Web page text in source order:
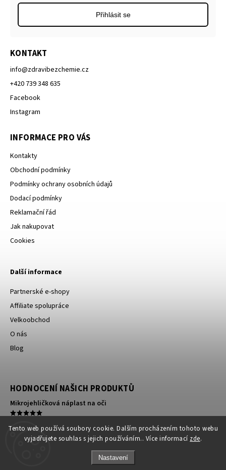
Tento web používá soubory cookie. Dalším procházením tohoto webu
vyjadřujete souhlas s jejich používáním.. Více informací zde.
Nastavení
KONTAKT
info@zdravibezchemie.cz
+420 739 348 635
Facebook
Instagram
INFORMACE PRO VÁS
Kontakty
Obchodní podmínky
Podmínky ochrany osobních údajů
Dodací podmínky
Reklamační řád
Jak nakupovat
Cookies
Přihlásit se
Další informace
Partnerské e-shopy
Affiliate spolupráce
Velkoobchod
O nás
Blog
HODNOCENÍ NAŠICH PRODUKTŮ
Mikrojehličková náplast na oči
Kompresní ortéza na koleno
140 silné kompresní punčochy s patou a lemem antibakteriální